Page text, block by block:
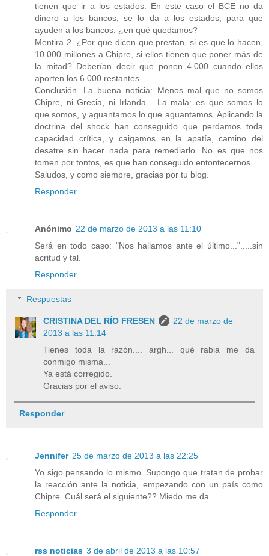
tienen que ir a los estados. En este caso el BCE no da
dinero a los bancos, se lo da a los estados, para que
ayuden a los bancos. ¿en qué quedamos?
Mentira 2. ¿Por que dicen que prestan, si es que lo hacen,
10.000 millones a Chipre, si ellos tienen que poner más de
la mitad? Deberían decir que ponen 4.000 cuando ellos
aporten los 6.000 restantes.
Conclusión. La buena noticia: Menos mal que no somos
Chipre, ni Grecia, ni Irlanda... La mala: es que somos lo
que somos, y aguantamos lo que aguantamos. Aplicando la
doctrina del shock han conseguido que perdamos toda
capacidad crítica, y caigamos en la apatía, camino del
desatre sin hacer nada para remediarlo. No es que nos
tomen por tontos, es que han conseguido entontecernos.
Saludos, y como siempre, gracias por tu blog.
Responder
Anónimo 22 de marzo de 2013 a las 11:10
Será en todo caso: "Nos hallamos ante el último...".....sin
acritud y tal.
Responder
Respuestas
CRISTINA DEL RÍO FRESEN
22 de marzo de
2013 a las 11:14
Tienes toda la razón.... argh... qué rabia me da
conmigo misma...
Ya está corregido.
Gracias por el aviso.
Responder
Jennifer 25 de marzo de 2013 a las 22:25
Yo sigo pensando lo mismo. Supongo que tratan de probar
la reacción ante la noticia, empezando con un país como
Chipre. Cuál será el siguiente?? Miedo me da...
Responder
rss noticias 3 de abril de 2013 a las 10:57